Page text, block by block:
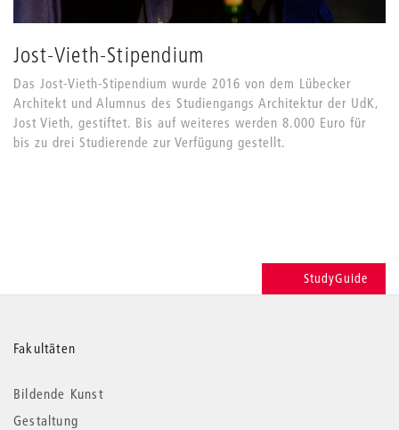
Jost-Vieth-Stipendium
Das Jost-Vieth-Stipendium wurde 2016 von dem Lübecker
Architekt und Alumnus des Studiengangs Architektur der UdK,
Jost Vieth, gestiftet. Bis auf weiteres werden 8.000 Euro für
bis zu drei Studierende zur Verfügung gestellt.
StudyGuide
Weitere
Informationen
Fakultäten
Bildende Kunst
Gestaltung